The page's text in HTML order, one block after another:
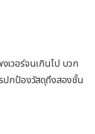
เวอร์จนเกินไป บวก
ปกป้องวัสดุถึงสองชั้น